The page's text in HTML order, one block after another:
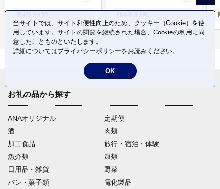
お礼の品から探す
ANAオリジナル
定期便
酒
肉類
加工食品
旅行・宿泊・体験
魚介類
麺類
日用品・雑貨
野菜
パン・菓子類
電化製品
当サイトでは、サイト利便性向上のため、クッキー（Cookie）を使
用しています。サイトの閲覧を継続された場合、Cookieの利用に同
意したことものといたします。
詳細についてはプライバシーポリシーをお読みください。
OK